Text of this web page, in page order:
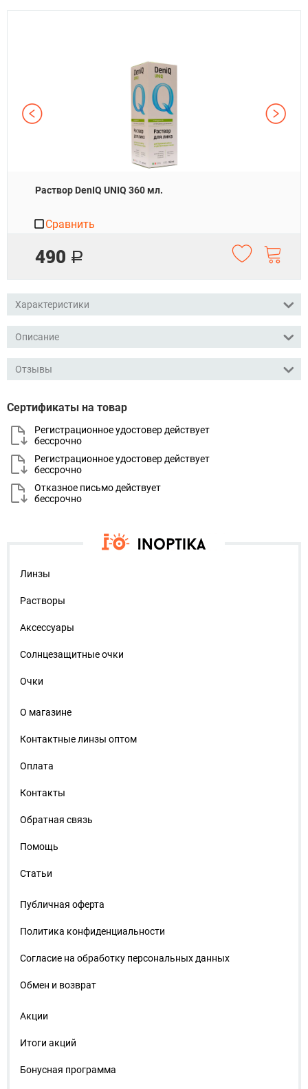
Раствор DenIQ UNIQ 360 мл.
490 Р
Сравнить
Характеристики
Описание
Отзывы
Сертификаты на товар
Регистрационное удостовер действует
бессрочно
Регистрационное удостовер действует
бессрочно
Отказное письмо действует
бессрочно
Линзы
Растворы
Аксессуары
Солнцезащитные очки
Очки
О магазине
Контактные линзы оптом
Оплата
Контакты
Обратная связь
Помощь
Статьи
Публичная оферта
Политика конфиденциальности
Согласие на обработку персональных данных
Обмен и возврат
Акции
Итоги акций
Бонусная программа